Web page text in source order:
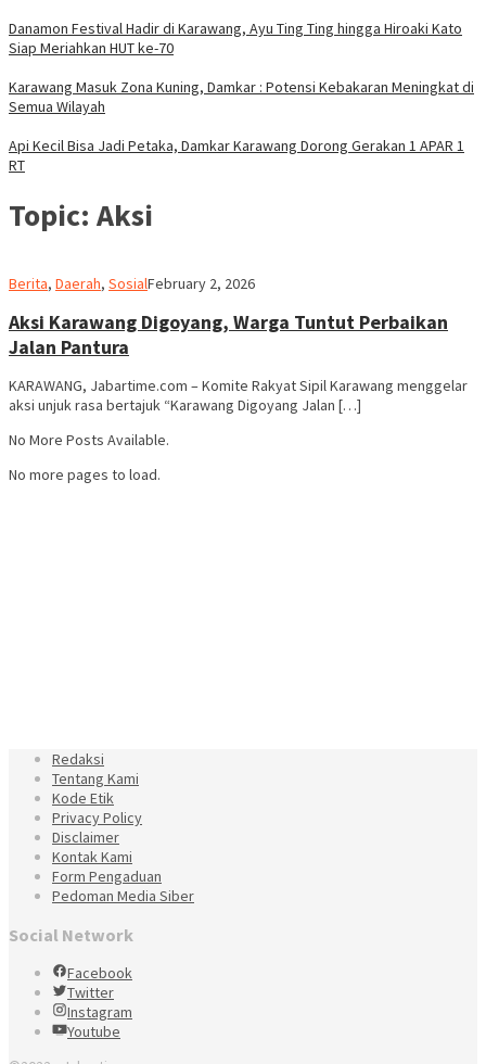
Danamon Festival Hadir di Karawang, Ayu Ting Ting hingga Hiroaki Kato
Siap Meriahkan HUT ke-70
Karawang Masuk Zona Kuning, Damkar : Potensi Kebakaran Meningkat di
Semua Wilayah
Api Kecil Bisa Jadi Petaka, Damkar Karawang Dorong Gerakan 1 APAR 1
RT
Topic: Aksi
Berita, Daerah, Sosialadmin
February 2, 2026
Aksi Karawang Digoyang, Warga Tuntut Perbaikan
Jalan Pantura
KARAWANG, Jabartime.com – Komite Rakyat Sipil Karawang menggelar
aksi unjuk rasa bertajuk “Karawang Digoyang Jalan […]
No More Posts Available.
No more pages to load.
Redaksi
Tentang Kami
Kode Etik
Privacy Policy
Disclaimer
Kontak Kami
Form Pengaduan
Pedoman Media Siber
Social Network
Facebook
Twitter
Instagram
Youtube